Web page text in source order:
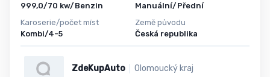
999,0/70 kw/Benzin
Karoserie/počet míst
Kombi/4-5
Manuální/Přední
Země původu
Česká republika
ZdeKupAuto Olomoucký kraj